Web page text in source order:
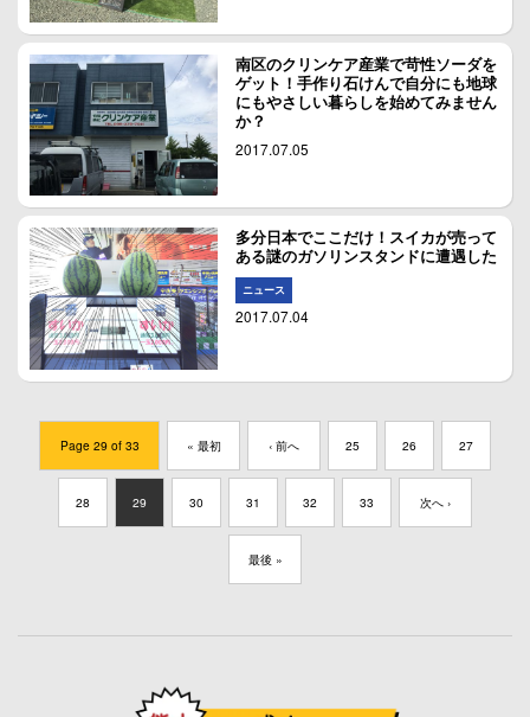
南区のクリンケア産業で苛性ソーダを
ゲット！手作り石けんで自分にも地球
にもやさしい暮らしを始めてみません
か？
2017.07.05
多分日本でここだけ！スイカが売って
ある謎のガソリンスタンドに遭遇した
ニュース
2017.07.04
Page 29 of 33 « 最初 ‹ 前へ 25 26 27
28 29 30 31 32 33 次へ ›
最後 »